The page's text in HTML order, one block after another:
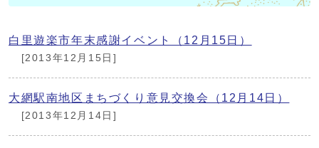
白里遊楽市年末感謝イベント（12月15日）
[2013年12月15日]
大網駅南地区まちづくり意見交換会（12月14日）
[2013年12月14日]